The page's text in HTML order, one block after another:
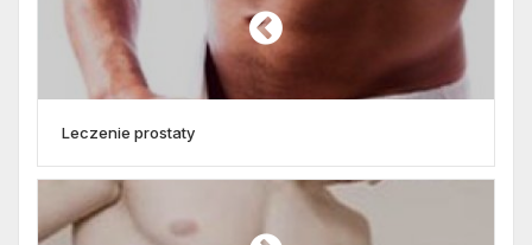
Leczenie prostaty